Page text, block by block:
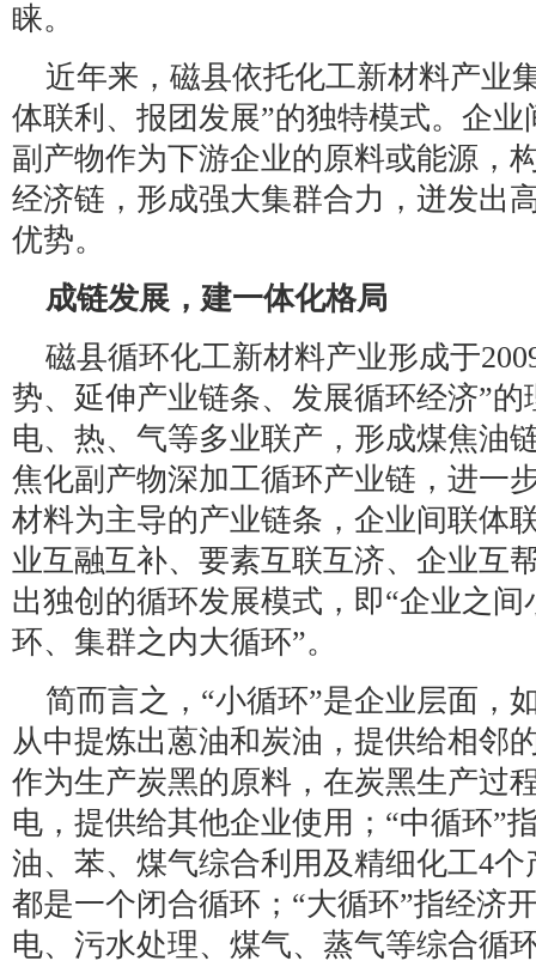
睐。
近年来，磁县依托化工新材料产业
体联利、报团发展”的独特模式。企
副产物作为下游企业的原料或能源，
经济链，形成强大集群合力，迸发出
优势。
成链发展，建一体化格局
磁县循环化工新材料产业形成于
势、延伸产业链条、发展循环经济”
电、热、气等多业联产，形成煤焦油
焦化副产物深加工循环产业链，进一
材料为主导的产业链条，企业间联体
业互融互补、要素互联互济、企业互
出独创的循环发展模式，即“企业之
环、集群之内大循环”。
简而言之，“小循环”是企业层面，
从中提炼出蒽油和炭油，提供给相邻
作为生产炭黑的原料，在炭黑生产过
电，提供给其他企业使用；“中循环”
油、苯、煤气综合利用及精细化工4
都是一个闭合循环；“大循环”指经济
电、污水处理、煤气、蒸气等综合循